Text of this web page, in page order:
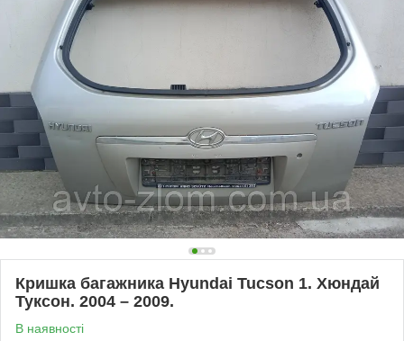
Кришка багажника Hyundai Tucson 1. Хюндай
Туксон. 2004 – 2009.
В наявності